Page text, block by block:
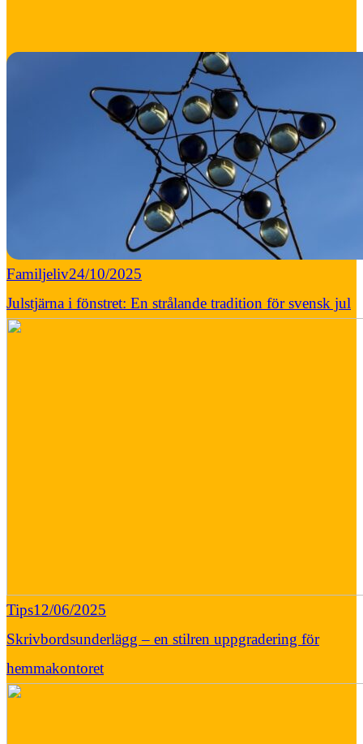
Familjeliv24/10/2025
Julstjärna i fönstret: En strålande tradition för svensk jul
Tips12/06/2025
Skrivbordsunderlägg – en stilren uppgradering för
hemmakontoret